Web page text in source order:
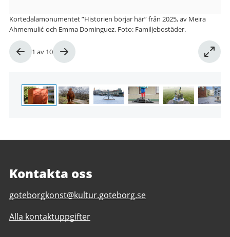
Bild
10
1 av 10
Kortedalamonumentet ”Historien börjar här” från 2025, av Meira
Ahmemulić och Emma Dominguez. Foto: Familjebostäder.
Kontakta oss
E-
till
goteborgkonst@kultur.goteborg.se
Alla kontaktuppgifter